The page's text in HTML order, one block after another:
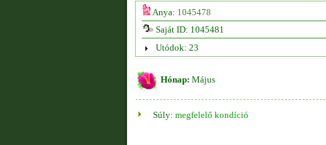
Anya: 1045478
Saját ID: 1045481
Utódok: 23
Hónap: Május
Súly: megfelelő kondíció